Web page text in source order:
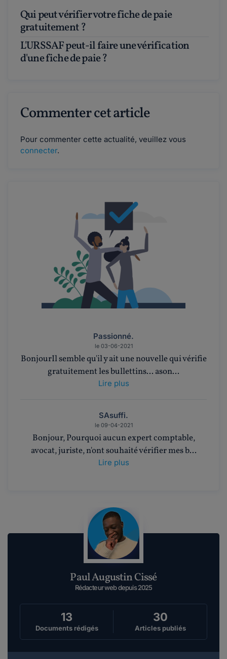
Qui peut vérifier votre fiche de paie
gratuitement ?
L'URSSAF peut-il faire une vérification
d'une fiche de paie ?
Commenter cet article
Pour commenter cette actualité, veuillez vous
connecter.
Passionné.
le 03-06-2021
BonjourIl semble qu'il y ait une nouvelle qui vérifie
gratuitement les bullettins... ason...
Lire plus
SAsuffi.
le 09-04-2021
Bonjour, Pourquoi aucun expert comptable,
avocat, juriste, n'ont souhaité vérifier mes b...
Lire plus
Paul Augustin Cissé
Rédacteur web depuis 2025
13
Documents rédigés
30
Articles publiés